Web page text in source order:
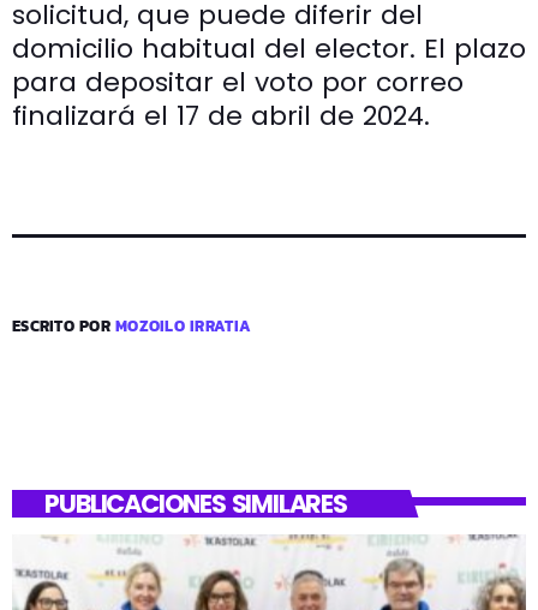
solicitud, que puede diferir del
domicilio habitual del elector. El plazo
para depositar el voto por correo
finalizará el 17 de abril de 2024.
ESCRITO PORMOZOILO IRRATIA
PUBLICACIONES SIMILARES